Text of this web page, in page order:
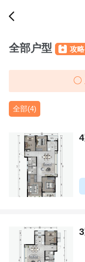
全部户型 攻略
全部(4)